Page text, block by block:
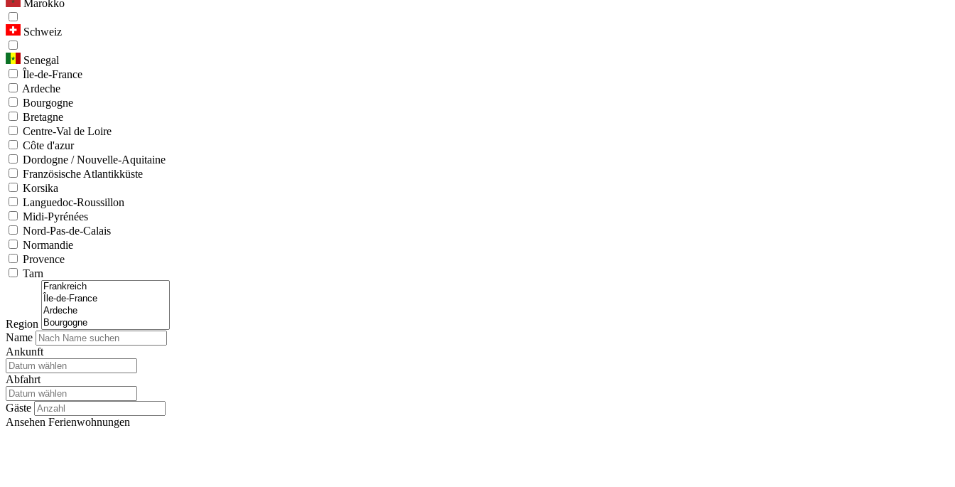
Marokko
Schweiz
Senegal
Île-de-France
Ardeche
Bourgogne
Bretagne
Centre-Val de Loire
Côte d'azur
Dordogne / Nouvelle-Aquitaine
Französische Atlantikküste
Korsika
Languedoc-Roussillon
Midi-Pyrénées
Nord-Pas-de-Calais
Normandie
Provence
Tarn
Region
Name
Ankunft
Abfahrt
Gäste
Ansehen Ferienwohnungen